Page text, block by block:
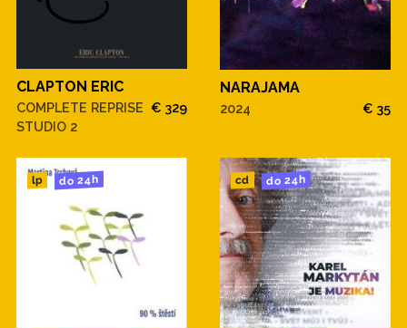
CLAPTON ERIC
COMPLETE REPRISE
STUDIO 2
€ 329
NARAJAMA
2024 € 35
lp do 24h cd do 24h